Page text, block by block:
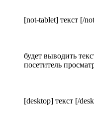
[not-tablet] текст [/
будет выводить
посетитель
[desktop] текст [/